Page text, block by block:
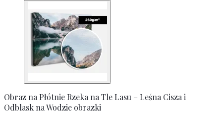
Obraz na Płótnie Rzeka na Tle Lasu – Leśna Cisza i
Odblask na Wodzie obrazki